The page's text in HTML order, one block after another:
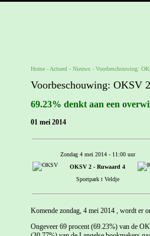
Home- Actueel - Nieuws- Voorbeschouwing:
Voorbeschouwing: OKSV
69.23% denkt aan een
01 mei 2014
Zondag 4 mei 2014 - 11:00 uur
OKSV 2 - Ruwaard 4
Sportpark t Veldje
Komende zondag, 4 mei 2014 , wordt er
Ongeveer 69 procent (69.23%) van de